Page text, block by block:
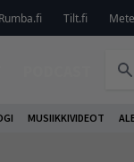
Rumba.fi Tilt.fi
MUSIIKKIVIDEOT